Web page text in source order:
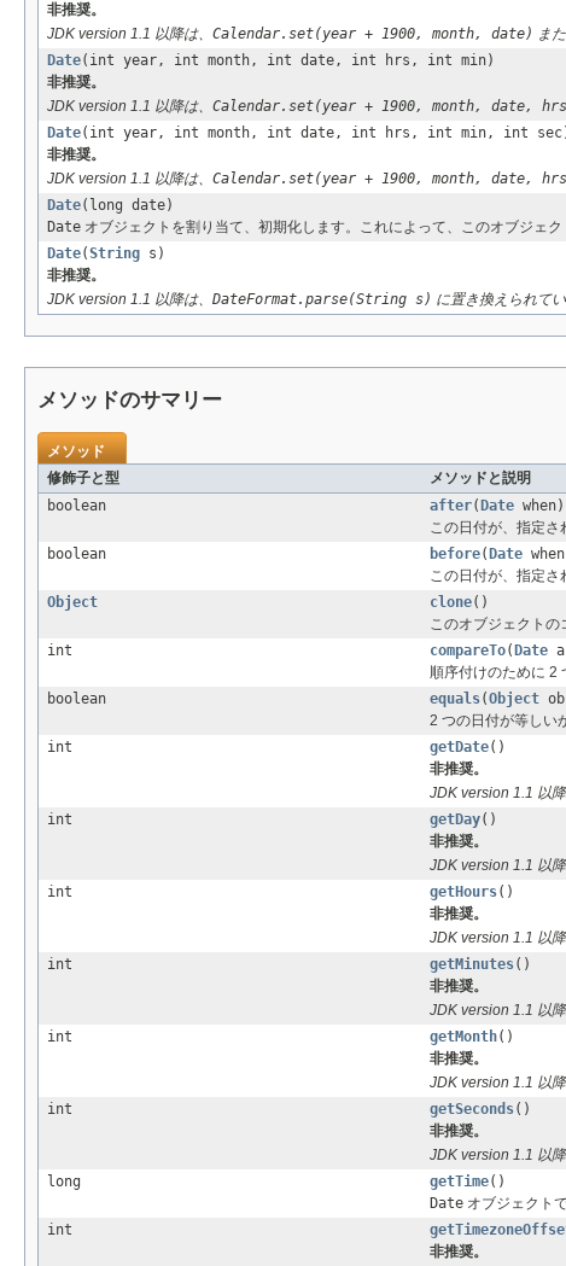
非推奨。
JDK version 1.1 以降は、 Calendar.set(year + 1900, month, date) ま
Date(int year, int month, int date, int hrs, int min)
非推奨。
JDK version 1.1 以降は、 Calendar.set(year + 1900, month, date,
Date(int year, int month, int date, int hrs, int min, int
非推奨。
JDK version 1.1 以降は、 Calendar.set(year + 1900, month, date,
Date(long date)
Date オブジェクトを割り当て、初期化します。これによって、このオブジェ
Date(String s)
非推奨。
JDK version 1.1 以降は、 DateFormat.parse(String s) に置き換えられてい
メソッドのサマリー
メソッド
修飾子と型
メソッドと説明
boolean
after( Date when)
この日付が、指定さ
boolean
before( Date
この日付が、指定さ
Object
clone()
このオブジェクトの
int
compareTo( Date
順序付けのために 2
boolean
equals(Object
2 つの日付が等しい
int
getDate()
非推奨。
JDK version 1.1 以降
int
getDay()
非推奨。
JDK version 1.1 以降
int
getHours()
非推奨。
JDK version 1.1 以降
int
getMinutes()
非推奨。
JDK version 1.1 以降
int
getMonth()
非推奨。
JDK version 1.1 以降
int
getSeconds()
非推奨。
JDK version 1.1 以降
long
getTime()
Date オブジェクト
int
非推奨。